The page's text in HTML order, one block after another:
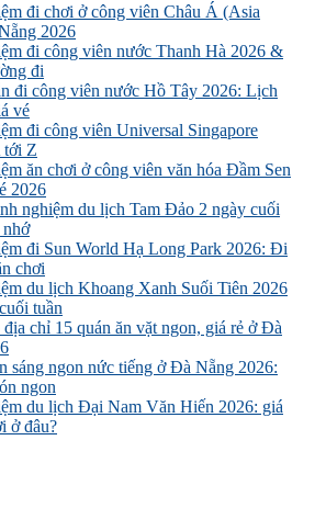
đi chơi ở công viên Châu Á (Asia
2026
đi công viên nước Thanh Hà 2026 &
đi
đi công viên nước Hồ Tây 2026: Lịch
vé
đi công viên Universal Singapore
tới Z
ăn chơi ở công viên văn hóa Đầm Sen
2026
nghiệm du lịch Tam Đảo 2 ngày cuối
nhớ
đi Sun World Hạ Long Park 2026: Đi
chơi
du lịch Khoang Xanh Suối Tiên 2026
tuần
địa chỉ 15 quán ăn vặt ngon, giá rẻ ở Đà
sáng ngon nức tiếng ở Đà Nẵng 2026:
ngon
du lịch Đại Nam Văn Hiến 2026: giá
ở đâu?